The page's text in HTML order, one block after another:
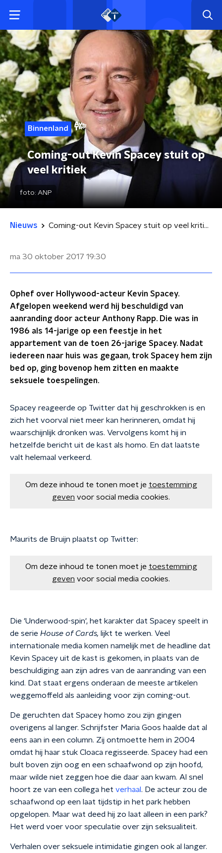
Binnenland
Coming-out Kevin Spacey stuit op
veel kritiek
foto: ANP
Nieuws Coming-out Kevin Spacey stuit op veel kritiek
ma 30 oktober 2017 19:30
Ophef over Hollywood-acteur Kevin Spacey.
Afgelopen weekend werd hij beschuldigd van
aanranding door acteur Anthony Rapp. Die was in
1986 als 14-jarige op een feestje in het
appartement van de toen 26-jarige Spacey. Nadat
iedereen naar huis was gegaan, trok Spacey hem zijn
bed op, ging bovenop hem zitten en maakte
seksuele toespelingen.
Spacey reageerde op Twitter dat hij geschrokken is en
zich het voorval niet meer kan herinneren, omdat hij
waarschijnlijk dronken was. Vervolgens komt hij in
hetzelfde bericht uit de kast als homo. En dat laatste
valt helemaal verkeerd.
Om deze inhoud te tonen moet je toestemming
geven voor social media cookies.
Maurits de Bruijn plaatst op Twitter:
Om deze inhoud te tonen moet je toestemming
geven voor social media cookies.
Die 'Underwood-spin', het karakter dat Spacey speelt in
de serie House of Cards, lijkt te werken. Veel
internationale media komen namelijk met de headline dat
Kevin Spacey uit de kast is gekomen, in plaats van de
beschuldiging aan zijn adres van de aanranding van een
kind. Dat staat ergens onderaan de meeste artikelen
weggemoffeld als aanleiding voor zijn coming-out.
De geruchten dat Spacey homo zou zijn gingen
overigens al langer. Schrijfster Maria Goos haalde dat al
eens aan in een column. Zij ontmoette hem in 2004
omdat hij haar stuk Cloaca regisseerde. Spacey had een
bult boven zijn oog en een schaafwond op zijn hoofd,
maar wilde niet zeggen hoe die daar aan kwam. Al snel
hoort ze van een collega het verhaal . De acteur zou de
schaafwond op een laat tijdstip in het park hebben
opgelopen. Maar wat deed hij zo laat alleen in een park?
Het werd voer voor speculatie over zijn seksualiteit.
Verhalen over seksuele intimidatie gingen ook al langer.